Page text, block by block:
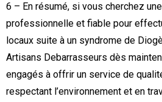
6 – En résumé, si vous cherchez
professionnelle et fiable pour
locaux suite à un syndrome de
Artisans Debarrasseurs dès
engagés à offrir un service de
respectant l’environnement et en